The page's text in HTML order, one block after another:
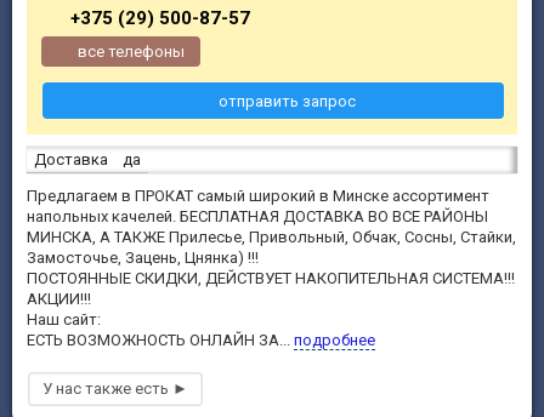
Доставка
да
Предлагаем в ПРОКАТ самый широкий в Минске ассортимент
напольных качелей. БЕСПЛАТНАЯ ДОСТАВКА ВО ВСЕ РАЙОНЫ
МИНСКА, А ТАКЖЕ Прилесье, Привольный, Обчак, Сосны, Стайки,
Замосточье, Зацень, Цнянка) !!!
ПОСТОЯННЫЕ СКИДКИ, ДЕЙСТВУЕТ НАКОПИТЕЛЬНАЯ СИСТЕМА!!!
АКЦИИ!!!
Наш сайт:
ЕСТЬ ВОЗМОЖНОСТЬ ОНЛАЙН ЗА... подробнее
+375 (29) 500-87-57
все телефоны
отправить запрос